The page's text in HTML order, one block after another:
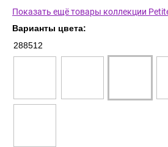
Показать ещё товары коллекции
Варианты цвета:
288512